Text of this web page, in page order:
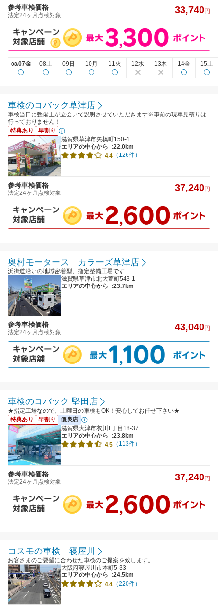
参考車検価格
法定24ヶ月点検対象 33,740円
08/07金 08土 09日 10月 11火 12水 13木 14金 15土
車検のコバック草津店
車検当日に整備士が立会いで説明させていただきます※事前の現車見積りは
行っておりません！
特典あり
早割り
滋賀県草津市矢橋町150-4
エリアの中心から
:22.0km
4.4 （126件）
参考車検価格
法定24ヶ月点検対象 37,240円
奥村モータース カラーズ草津店
浜街道沿いの地域密着型。指定整備工場です
滋賀県草津市北大萱町543-1
エリアの中心から
:23.7km
参考車検価格
法定24ヶ月点検対象 43,040円
車検のコバック 堅田店
★指定工場なので、土曜日の車検もOK！安心してお任せ下さい★
特典あり
早割り
優良店
滋賀県大津市衣川1丁目18-37
エリアの中心から
:23.8km
4.5 （113件）
参考車検価格
法定24ヶ月点検対象 37,240円
コスモの車検 寝屋川
お客さまのご要望に合わせた車検のご提案を致します。
大阪府寝屋川市本町5-33
エリアの中心から
:24.5km
4.4 （220件）